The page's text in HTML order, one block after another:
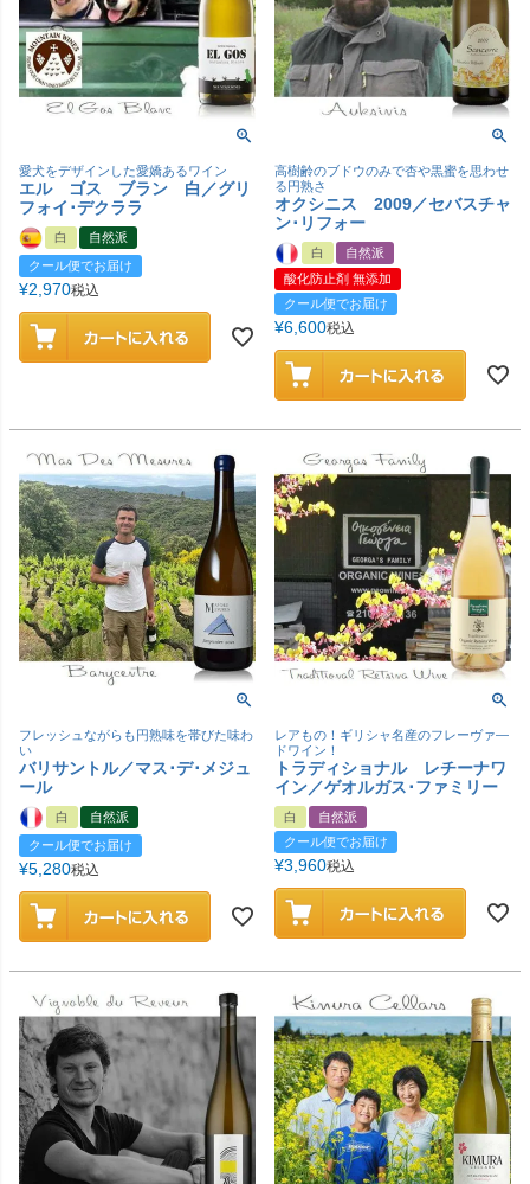
愛犬をデザインした愛嬌あるワイン
エル ゴス ブラン 白／グリ
フォイ･デクララ
白
自然派
クール便でお届け
¥2,970税込
高樹齢のブドウのみで杏や黒蜜を思わせ
る円熟さ
オクシニス 2009／セバスチャ
ン･リフォー
白
自然派
酸化防止剤 無添加
クール便でお届け
¥6,600税込
フレッシュながらも円熟味を帯びた味わ
い
バリサントル／マス･デ･メジュ
ール
白
自然派
クール便でお届け
¥5,280税込
レアもの！ギリシャ名産のフレーヴァ―
ドワイン！
トラディショナル レチーナワ
イン／ゲオルガス･ファミリー
白
自然派
クール便でお届け
¥3,960税込